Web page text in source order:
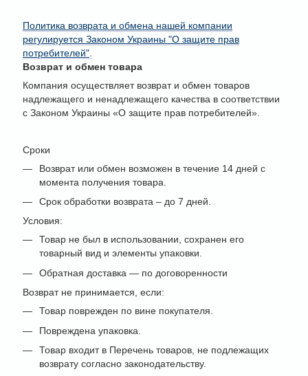
Политика возврата и обмена нашей компании
регулируется Законом Украины "О защите прав
потребителей"
Возврат и обмен товара
Компания осуществляет возврат и обмен товаров
надлежащего и ненадлежащего качества в соответствии
с Законом Украины «О защите прав потребителей».
Сроки
Возврат или обмен возможен в течение 14 дней с
момента получения товара.
Срок обработки возврата – до 7 дней.
Условия:
Товар не был в использовании, сохранен его
товарный вид и элементы упаковки.
Обратная доставка — по договоренности
Возврат не принимается, если:
Товар поврежден по вине покупателя.
Повреждена упаковка.
Товар входит в Перечень товаров, не подлежащих
возврату согласно законодательству.